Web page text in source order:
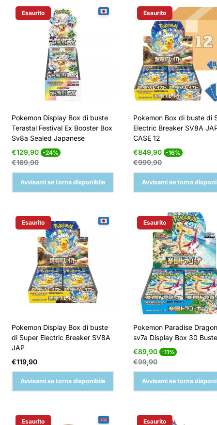
Etichetta Del Prodotto:
Esaurito
Pokemon Display Box di buste
Terastal Festival Ex Booster Box
Sv8a Sealed Japanese
Prezzo
di
vendita
€129,90 -24% Prezzo
€169,90
Avvisami se torna disponibile
Etichetta Del Prodotto:
Esaurito
Pokemon Box di buste di
Electric Breaker SV8A
CASE 12
Prezzo
di
vendita
€849,90 -16% Prezzo
€999,90
Avvisami se torna
Etichetta Del Prodotto:
Esaurito
Pokemon Display Box di buste
di Super Electric Breaker SV8A
JAP
Prezzo
normale
€119,90
Avvisami se torna disponibile
Etichetta Del Prodotto:
Esaurito
Pokemon Paradise
sv7a Display Box 30
Prezzo
di
vendita
€89,90 -11% Prezzo
€99,90
Avvisami se torna
Esaurito Esaurito